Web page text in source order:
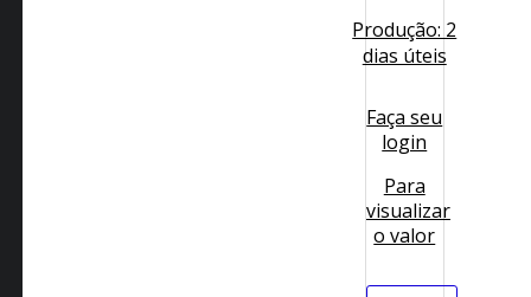
Produção: 2
dias úteis
Faça seu
login
Para
visualizar
o valor